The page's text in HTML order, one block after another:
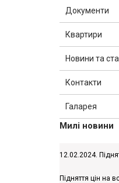
Документи
Квартири
Новини та
Контакти
Галарея
Милі новини
12.02.2024.
метрів.
Підняття цін на